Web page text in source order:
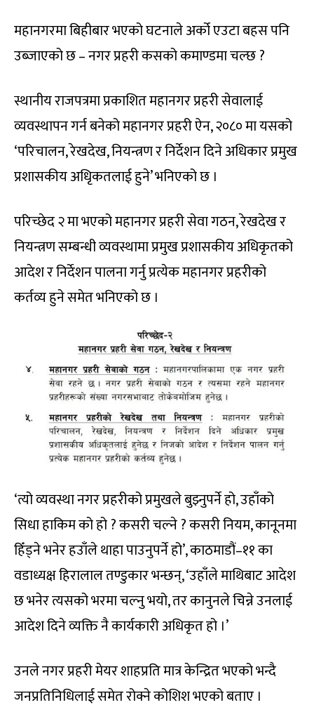
महानगरमा बिहीबार भएको घटनाले अर्को एउटा बहस पनि
उब्जाएको छ – नगर प्रहरी कसको कमाण्डमा चल्छ ?
स्थानीय राजपत्रमा प्रकाशित महानगर प्रहरी सेवालाई
व्यवस्थापन गर्न बनेको महानगर प्रहरी ऐन, २०८० मा यसको
‘परिचालन, रेखदेख, नियन्त्रण र निर्देशन दिने अधिकार प्रमुख
प्रशासकीय अधिृकतलाई हुने’ भनिएको छ ।
परिच्छेद २ मा भएको महानगर प्रहरी सेवा गठन, रेखदेख र
नियन्त्रण सम्बन्धी व्यवस्थामा प्रमुख प्रशासकीय अधिकृतको
आदेश र निर्देशन पालना गर्नु प्रत्येक महानगर प्रहरीको
कर्तव्य हुने समेत भनिएको छ ।
‘त्यो व्यवस्था नगर प्रहरीको प्रमुखले बुझ्नुपर्ने हो, उहाँको
सिधा हाकिम को हो ? कसरी चल्ने ? कसरी नियम, कानूनमा
हिँड्ने भनेर हउाँले थाहा पाउनुपर्ने हो’, काठमाडौं–११ का
वडाध्यक्ष हिरालाल तण्डुकार भन्छन्, ‘उहाँले माथिबाट आदेश
छ भनेर त्यसको भरमा चल्नु भयो, तर कानुनले चिन्ने उनलाई
आदेश दिने व्यक्ति नै कार्यकारी अधिकृत हो ।’
उनले नगर प्रहरी मेयर शाहप्रति मात्र केन्द्रित भएको भन्दै
जनप्रतिनिधिलाई समेत रोक्ने कोशिश भएको बताए ।